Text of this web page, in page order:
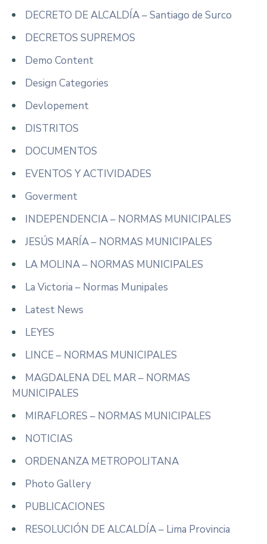
DECRETO DE ALCALDÍA – Santiago de Surco
DECRETOS SUPREMOS
Demo Content
Design Categories
Devlopement
DISTRITOS
DOCUMENTOS
EVENTOS Y ACTIVIDADES
Goverment
INDEPENDENCIA – NORMAS MUNICIPALES
JESÚS MARÍA – NORMAS MUNICIPALES
LA MOLINA – NORMAS MUNICIPALES
La Victoria – Normas Munipales
Latest News
LEYES
LINCE – NORMAS MUNICIPALES
MAGDALENA DEL MAR – NORMAS
MUNICIPALES
MIRAFLORES – NORMAS MUNICIPALES
NOTICIAS
ORDENANZA METROPOLITANA
Photo Gallery
PUBLICACIONES
RESOLUCIÓN DE ALCALDÍA – Lima Provincia